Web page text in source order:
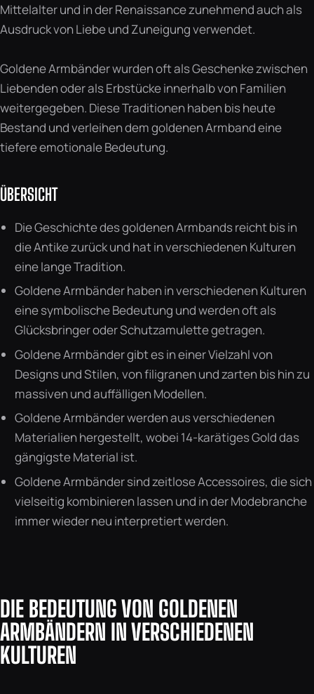
Mittelalter und in der Renaissance zunehmend auch als
Ausdruck von Liebe und Zuneigung verwendet.
Goldene Armbänder wurden oft als Geschenke zwischen
Liebenden oder als Erbstücke innerhalb von Familien
weitergegeben. Diese Traditionen haben bis heute
Bestand und verleihen dem goldenen Armband eine
tiefere emotionale Bedeutung.
ÜBERSICHT
Die Geschichte des goldenen Armbands reicht bis in
die Antike zurück und hat in verschiedenen Kulturen
eine lange Tradition.
Goldene Armbänder haben in verschiedenen Kulturen
eine symbolische Bedeutung und werden oft als
Glücksbringer oder Schutzamulette getragen.
Goldene Armbänder gibt es in einer Vielzahl von
Designs und Stilen, von filigranen und zarten bis hin zu
massiven und auffälligen Modellen.
Goldene Armbänder werden aus verschiedenen
Materialien hergestellt, wobei 14-karätiges Gold das
gängigste Material ist.
Goldene Armbänder sind zeitlose Accessoires, die sich
vielseitig kombinieren lassen und in der Modebranche
immer wieder neu interpretiert werden.
DIE BEDEUTUNG VON GOLDENEN
ARMBÄNDERN IN VERSCHIEDENEN
KULTUREN